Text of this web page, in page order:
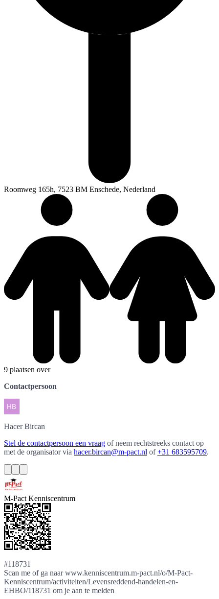
Roomweg 165h, 7523 BM Enschede, Nederland
9 plaatsen over
Contactpersoon
Hacer Bircan
Stel de contactpersoon een vraag of neem rechtstreeks contact op
met de organisator via hacer.bircan@m-pact.nl of +31 683595709.
M-Pact Kenniscentrum
#118731
Scan me of ga naar www.kenniscentrum.m-pact.nl/o/M-Pact-
Kenniscentrum/activiteiten/Levensreddend-handelen-en-
EHBO/118731 om je aan te melden